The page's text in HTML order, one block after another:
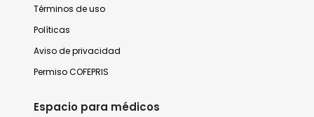
Términos de uso
Políticas
Aviso de privacidad
Permiso COFEPRIS
Espacio para médicos